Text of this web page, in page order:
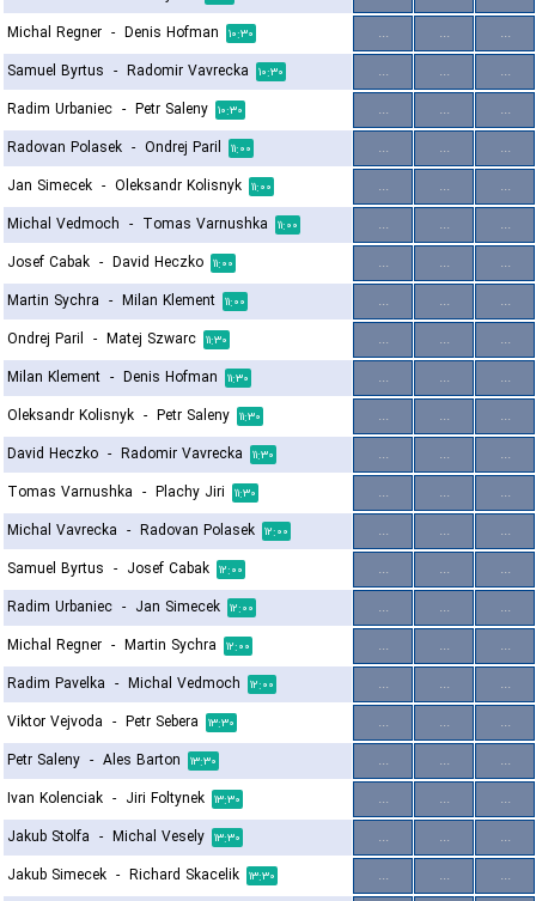
Michal Regner - Denis Hofman ۱۰:۳۰ ... ...
...
Samuel Byrtus - Radomir Vavrecka ۱۰:۳۰ ... ...
...
Radim Urbaniec - Petr Saleny ۱۰:۳۰ ... ...
...
Radovan Polasek - Ondrej Paril ۱۱:۰۰ ... ...
...
Jan Simecek - Oleksandr Kolisnyk ۱۱:۰۰ ... ...
...
Michal Vedmoch - Tomas Varnushka ۱۱:۰۰ ... ...
...
Josef Cabak - David Heczko ۱۱:۰۰ ... ...
...
Martin Sychra - Milan Klement ۱۱:۰۰ ... ...
...
Ondrej Paril - Matej Szwarc ۱۱:۳۰ ... ...
...
Milan Klement - Denis Hofman ۱۱:۳۰ ... ...
...
Oleksandr Kolisnyk - Petr Saleny ۱۱:۳۰ ... ...
...
David Heczko - Radomir Vavrecka ۱۱:۳۰ ... ...
...
Tomas Varnushka - Plachy Jiri ۱۱:۳۰ ... ...
...
Michal Vavrecka - Radovan Polasek ۱۲:۰۰ ... ...
...
Samuel Byrtus - Josef Cabak ۱۲:۰۰ ... ...
...
Radim Urbaniec - Jan Simecek ۱۲:۰۰ ... ...
...
Michal Regner - Martin Sychra ۱۲:۰۰ ... ...
...
Radim Pavelka - Michal Vedmoch ۱۲:۰۰ ... ...
...
Viktor Vejvoda - Petr Sebera ۱۳:۳۰ ... ...
...
Petr Saleny - Ales Barton ۱۳:۳۰ ... ...
...
Ivan Kolenciak - Jiri Foltynek ۱۳:۳۰ ... ...
...
Jakub Stolfa - Michal Vesely ۱۳:۳۰ ... ...
...
Jakub Simecek - Richard Skacelik ۱۳:۳۰ ... ...
...